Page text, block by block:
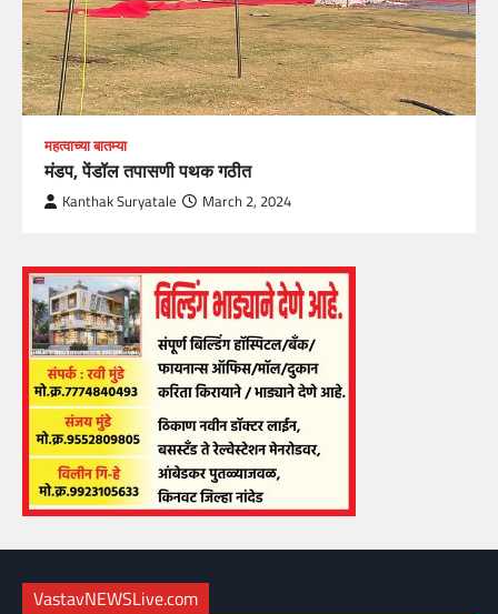
महत्वाच्या बातम्या
मंडप, पेंडॉल तपासणी पथक गठीत
Kanthak Suryatale March 2, 2024
VastavNEWSLive.com